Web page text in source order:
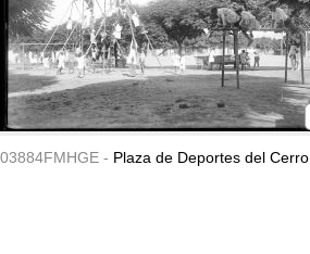
03884FMHGE - Plaza de Deportes del Cerro.